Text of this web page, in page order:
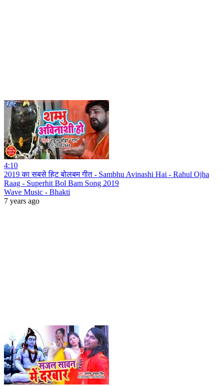
4:10
2019 का सबसे हिट बोलबम गीत - Sambhu Avinashi Hai - Rahul Ojha
Raag - Superhit Bol Bam Song 2019
Wave Music - Bhakti
7 years ago